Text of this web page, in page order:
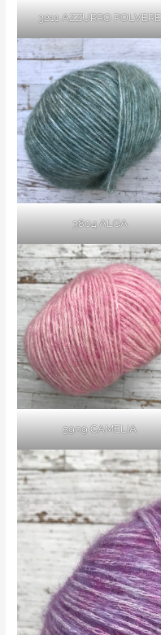
3211 AZZURRO POLVERE
3804 ALGA
5909 CAMELIA